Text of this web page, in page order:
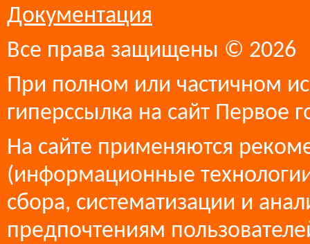
Документация
Все права защищены © 2026
При полном или частичном
гиперссылка на сайт Первое
На сайте применяются
(информационные
сбора, систематизации и
предпочтениям